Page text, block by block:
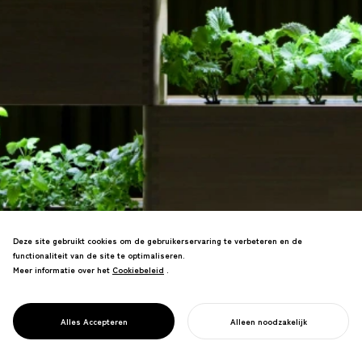
PROJECT
LECO
vakmanschap—innovatief ontwerp voor
biofiel wonen.
Deze site gebruikt cookies om de gebruikerservaring te verbeteren en de
functionaliteit van de site te optimaliseren.
Meer informatie over het Cookiebeleid
Cookiebeleid .
Alles Accepteren Alleen noodzakelijk